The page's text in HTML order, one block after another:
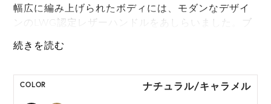
幅広に編み上げられたボディには、モダンなデザイ
ンのLWG認定レザーハンドルをあしらいました。ブ
トリングのライニングが大切なものを保護します。
けにも、ビーチスタイルにも重宝します。
COLOR ナチュラル/キャラメル